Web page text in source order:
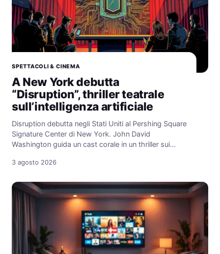
SPETTACOLI & CINEMA
A New York debutta
“Disruption”, thriller teatrale
sull’intelligenza artificiale
Disruption debutta negli Stati Uniti al Pershing Square
Signature Center di New York. John David
Washington guida un cast corale in un thriller sui…
3 agosto 2026